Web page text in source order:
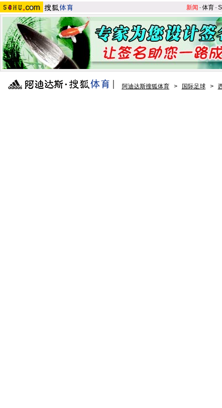
新闻 -体育-S
阿迪达斯搜狐体育 > 国际足球 >